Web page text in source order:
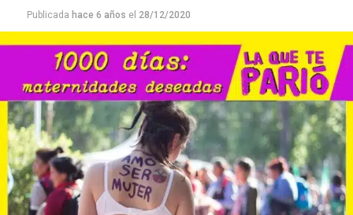
Publicada hace 6 años el 28/12/2020